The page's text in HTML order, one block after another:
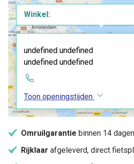
Winkel:
undefined undefined
undefined undefined
Toon openingstijden
Omruilgarantie binnen 14 dagen
Rijklaar afgeleverd, direct